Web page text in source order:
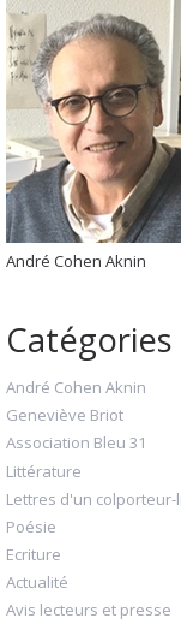
André Cohen Aknin
Catégories
André Cohen Aknin
Geneviève Briot
Association Bleu 31
Littérature
Lettres d'un
Poésie
Ecriture
Actualité
Avis lecteurs et presse